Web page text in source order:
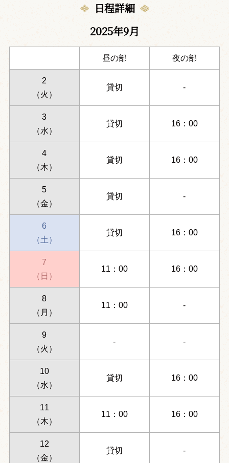
日程詳細
2025年9月
昼の部 夜の部
2
（火）
貸切 -
3
（水）
貸切 16：00
4
（木）
貸切 16：00
5
（金）
貸切 -
6
（土）
貸切 16：00
7
（日）
11：00 16：00
8
（月）
11：00 -
9
（火）
- -
10
（水）
貸切 16：00
11
（木）
11：00 16：00
12
（金）
貸切 -